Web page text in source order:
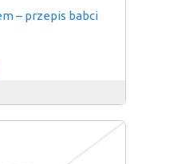
– przepis babci